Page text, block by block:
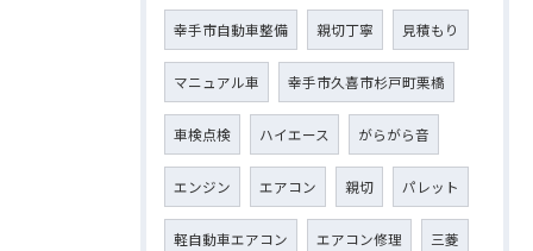
幸手市自動車整備 親切丁寧 見積もり
マニュアル車 幸手市久喜市杉戸町栗橋
車検点検 ハイエース がらがら音
エンジン エアコン 親切 パレット
軽自動車エアコン エアコン修理 三菱